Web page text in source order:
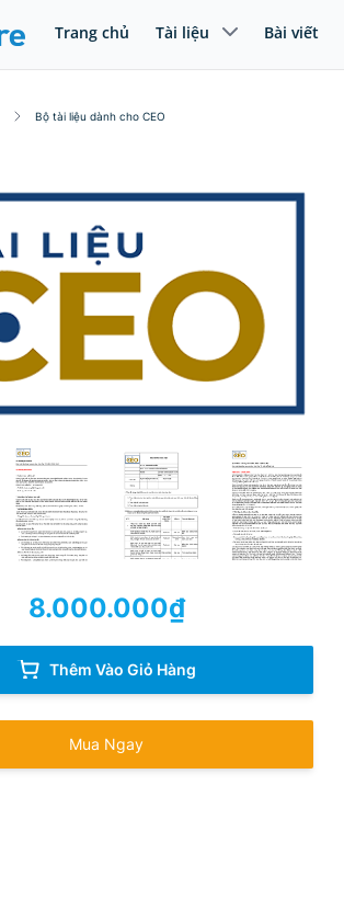
Trang chủ Tài liệu Bài viết
Bộ tài liệu dành cho CEO
8.000.000₫
Thêm Vào Giỏ Hàng
Mua Ngay